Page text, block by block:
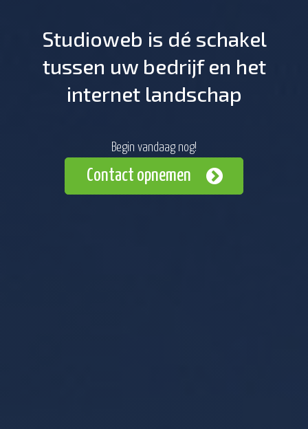
Studioweb is dé schakel
tussen uw bedrijf en het
internet landschap
Begin vandaag nog!
Contact opnemen